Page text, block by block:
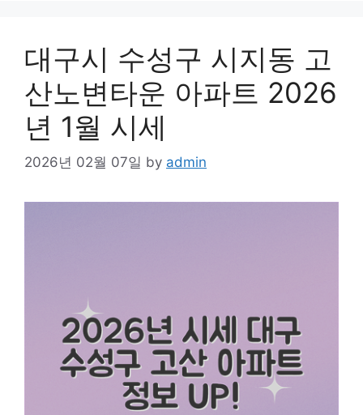
대구시 수성구 시지동 고
산노변타운 아파트 2026
년 1월 시세
2026년 02월 07일 by admin